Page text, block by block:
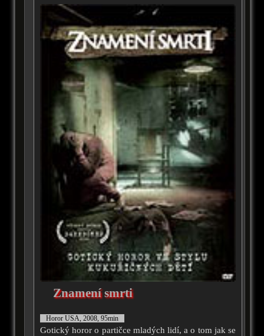
Znamení smrti
Horor USA, 2008, 95min
Gotický horor o partičce mladých lidí, a o tom jak se